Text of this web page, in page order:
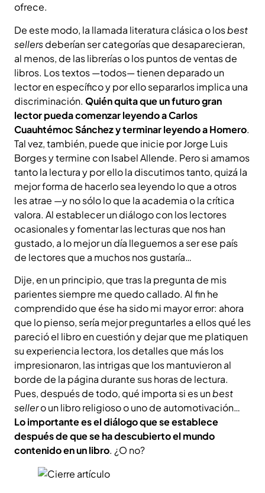
ofrece.
De este modo, la llamada literatura clásica o losbest
sellersdeberían ser categorías que desaparecieran,
al menos, de las librerías o los puntos de ventas de
libros. Los textos —todos— tienen deparado un
lector en específico y por ello separarlos implica una
discriminación. Quién quita que un futuro gran
lector pueda comenzar leyendo a Carlos
Cuauhtémoc Sánchez y terminar leyendo a Homero.
Tal vez, también, puede que inicie por Jorge Luis
Borges y termine con Isabel Allende. Pero si amamos
tanto la lectura y por ello la discutimos tanto, quizá la
mejor forma de hacerlo sea leyendo lo que a otros
les atrae —y no sólo lo que la academia o la crítica
valora. Al establecer un diálogo con los lectores
ocasionales y fomentar las lecturas que nos han
gustado, a lo mejor un día lleguemos a ser ese país
de lectores que a muchos nos gustaría…
Dije, en un principio, que tras la pregunta de mis
parientes siempre me quedo callado. Al fin he
comprendido que ése ha sido mi mayor error: ahora
que lo pienso, sería mejor preguntarles a ellos qué les
pareció el libro en cuestión y dejar que me platiquen
su experiencia lectora, los detalles que más los
impresionaron, las intrigas que los mantuvieron al
borde de la página durante sus horas de lectura.
Pues, después de todo, qué importa si es unbest
sellero un libro religioso o uno de automotivación…
Lo importante es el diálogo que se establece
después de que se ha descubierto el mundo
contenido en un libro. ¿O no?